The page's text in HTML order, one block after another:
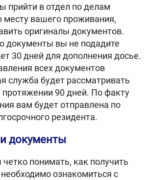
прийти в отдел по делам
месту вашего проживания,
оригиналы документов.
документы вы не подадите
30 дней для дополнения досье.
всех документов
служба будет рассматривать
протяжении 90 дней. По факту
вам будет отправлена по
резидента.
документы
понимать, как получить
ознакомиться с